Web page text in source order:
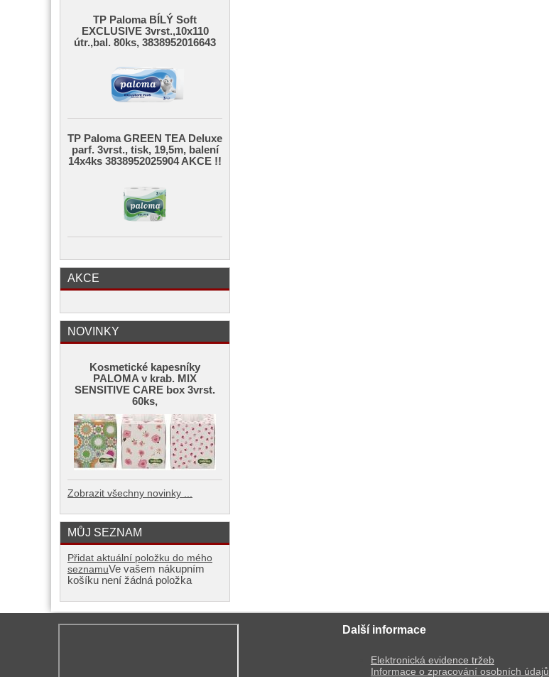
TP Paloma BÍLÝ Soft
EXCLUSIVE 3vrst.,10x110
útr.,bal. 80ks, 3838952016643
TP Paloma GREEN TEA Deluxe
parf. 3vrst., tisk, 19,5m, balení
14x4ks 3838952025904 AKCE !!
AKCE
NOVINKY
Kosmetické kapesníky
PALOMA v krab. MIX
SENSITIVE CARE box 3vrst.
60ks,
Zobrazit všechny novinky ...
MŮJ SEZNAM
Přidat aktuální položku do mého
seznamuVe vašem nákupním
košíku není žádná položka
Další informace
Elektronická evidence tržeb
Informace o zpracování osobních údajů